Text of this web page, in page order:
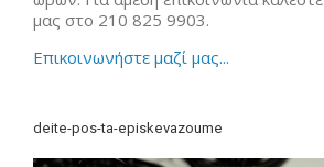
μας στο 210 825 9903.
Επικοινωνήστε μαζί μας...
deite-pos-ta-episkevazoume